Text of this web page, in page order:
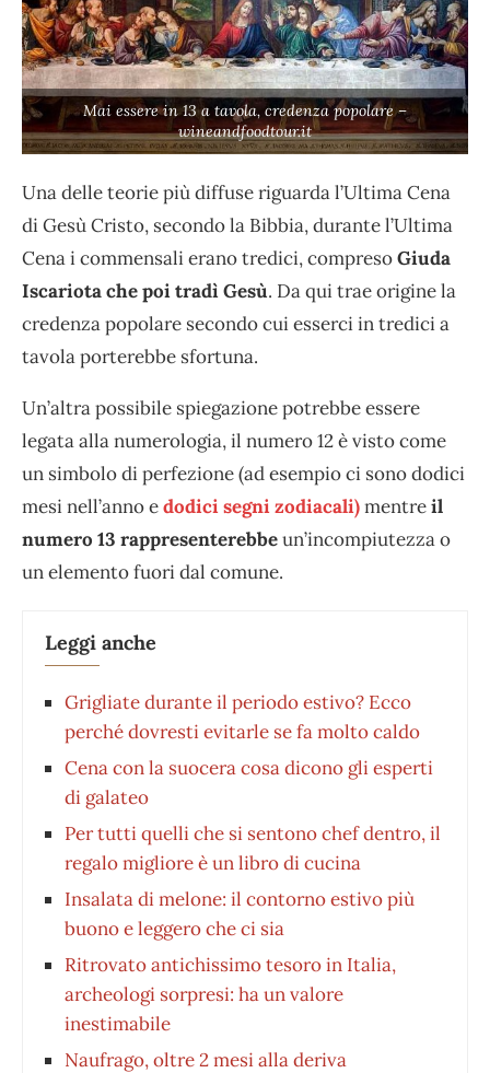
Mai essere in 13 a tavola, credenza popolare –
wineandfoodtour.it
Una delle teorie più diffuse riguarda l’Ultima Cena
di Gesù Cristo, secondo la Bibbia, durante l’Ultima
Cena i commensali erano tredici, compresoGiuda
Iscariota che poi tradì Gesù. Da qui trae origine la
credenza popolare secondo cui esserci in tredici a
tavola porterebbe sfortuna.
Un’altra possibile spiegazione potrebbe essere
legata alla numerologia, il numero 12 è visto come
un simbolo di perfezione (ad esempio ci sono dodici
mesi nell’anno edodici segni zodiacali)mentreil
numero 13 rappresenterebbeun’incompiutezza o
un elemento fuori dal comune.
Leggi anche
Grigliate durante il periodo estivo? Ecco
perché dovresti evitarle se fa molto caldo
Cena con la suocera cosa dicono gli esperti
di galateo
Per tutti quelli che si sentono chef dentro, il
regalo migliore è un libro di cucina
Insalata di melone: il contorno estivo più
buono e leggero che ci sia
Ritrovato antichissimo tesoro in Italia,
archeologi sorpresi: ha un valore
inestimabile
Naufrago, oltre 2 mesi alla deriva